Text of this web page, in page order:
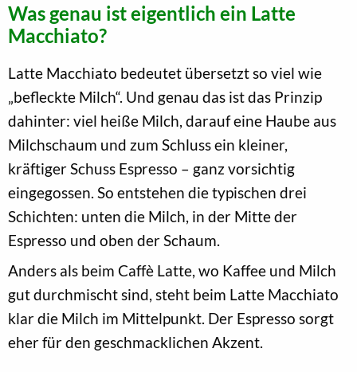
Was genau ist eigentlich ein Latte
Macchiato?
Latte Macchiato bedeutet übersetzt so viel wie
„befleckte Milch“. Und genau das ist das Prinzip
dahinter: viel heiße Milch, darauf eine Haube aus
Milchschaum und zum Schluss ein kleiner,
kräftiger Schuss Espresso – ganz vorsichtig
eingegossen. So entstehen die typischen drei
Schichten: unten die Milch, in der Mitte der
Espresso und oben der Schaum.
Anders als beim Caffè Latte, wo Kaffee und Milch
gut durchmischt sind, steht beim Latte Macchiato
klar die Milch im Mittelpunkt. Der Espresso sorgt
eher für den geschmacklichen Akzent.